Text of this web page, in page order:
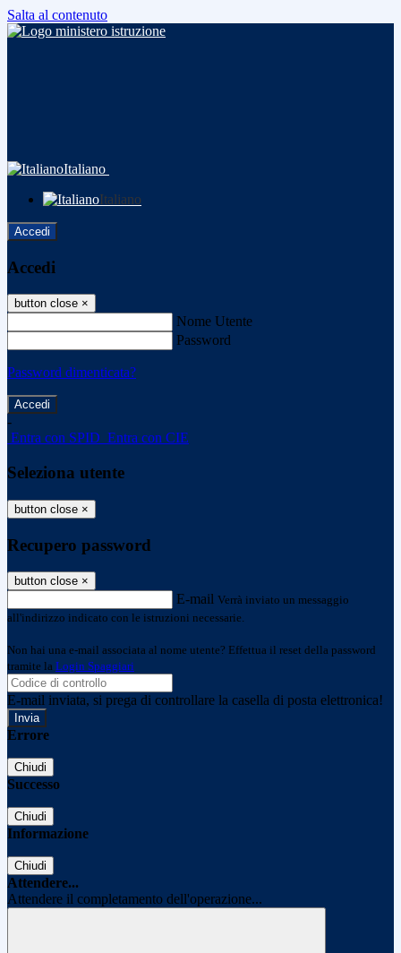
Salta al contenuto
Italiano
Italiano
Accedi
Accedi
button close ×
Nome Utente
Password
Password dimenticata?
-
Entra con SPID Entra con CIE
Seleziona utente
button close ×
Recupero password
button close ×
E-mail Verrà inviato un messaggio
all'indirizzo indicato con le istruzioni necessarie.
Non hai una e-mail associata al nome utente? Effettua il reset della password
tramite la Login Spaggiari
E-mail inviata, si prega di controllare la casella di posta elettronica!
Errore
Chiudi
Successo
Chiudi
Informazione
Chiudi
Attendere...
Attendere il completamento dell'operazione...